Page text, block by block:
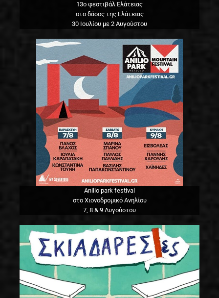
13o φεστιβάλ Ελάτειας
στο δάσος της Ελάτειας
30 Ιουλίου με 2 Αυγούστου
Anilio park festival
στο Χιονοδρομικό Ανηλίου
7, 8 & 9 Αυγούστου